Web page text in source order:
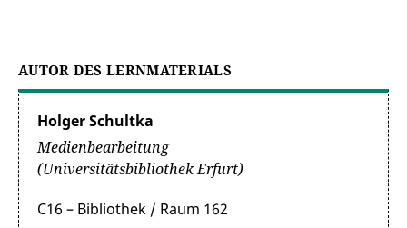
AUTOR DES LERNMATERIALS
Holger Schultka
Medienbearbeitung
(Universitätsbibliothek Erfurt)
C16 – Bibliothek / Raum 162